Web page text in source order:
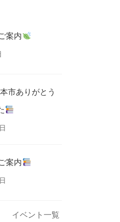
案内
市ありがとう
案内
イベント一覧